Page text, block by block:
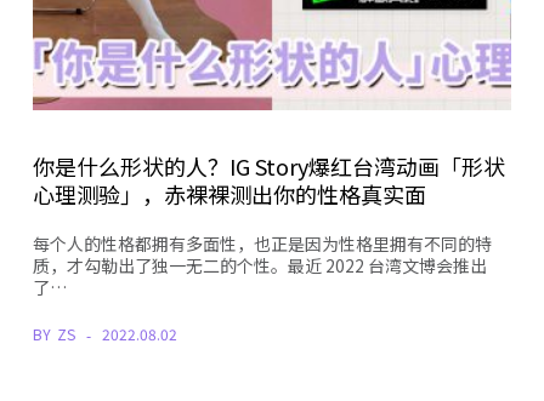
你是什么形状的人？IG Story爆红台湾动画「形状
心理测验」，赤裸裸测出你的性格真实面
每个人的性格都拥有多面性，也正是因为性格里拥有不同的特
质，才勾勒出了独一无二的个性。最近 2022 台湾文博会推出
了…
BY ZS 2022.08.02